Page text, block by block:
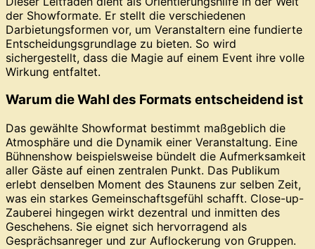
der Showformate. Er stellt die verschiedenen
Darbietungsformen vor, um Veranstaltern eine fundierte
Entscheidungsgrundlage zu bieten. So wird
sichergestellt, dass die Magie auf einem Event ihre volle
Wirkung entfaltet.
Warum die Wahl des Formats entscheidend ist
Das gewählte Showformat bestimmt maßgeblich die
Atmosphäre und die Dynamik einer Veranstaltung. Eine
Bühnenshow beispielsweise bündelt die Aufmerksamkeit
aller Gäste auf einen zentralen Punkt. Das Publikum
erlebt denselben Moment des Staunens zur selben Zeit,
was ein starkes Gemeinschaftsgefühl schafft. Close-up-
Zauberei hingegen wirkt dezentral und inmitten des
Geschehens. Sie eignet sich hervorragend als
Gesprächsanreger und zur Auflockerung von Gruppen.